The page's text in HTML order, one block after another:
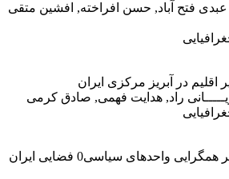
عبدی فتح آباد, حسن افراخته, افشین متقی
اقلیم در آبریز مرکزی ایران
راد, هدایت فهمی, صادق کرمی
ارزیابی نقش گردشگری بر همگرایی واحدهای سیاسی0 فضایی ایران